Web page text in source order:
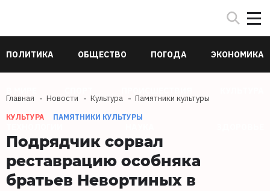
ПОЛИТИКА ОБЩЕСТВО ПОГОДА ЭКОНОМИКА
Главная Новости Культура Памятники культуры
КУЛЬТУРА ПАМЯТНИКИ КУЛЬТУРЫ
Подрядчик сорвал
реставрацию особняка
братьев Невортиных в